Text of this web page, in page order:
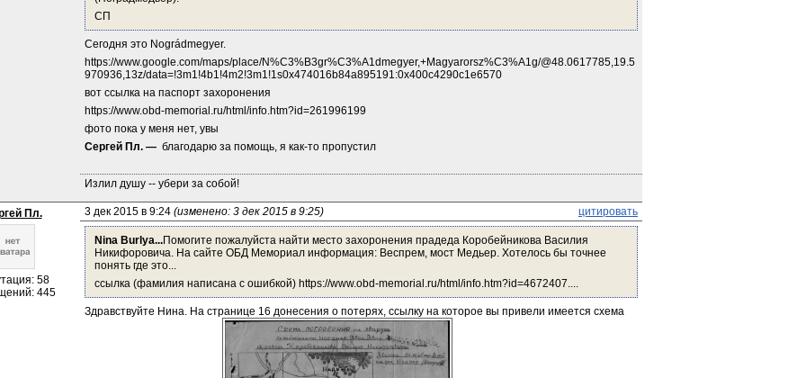
СП
Сегодня это Nográdmegyer.
https://www.google.com/maps/place/N%C3%B3gr%C3%A1dmegyer,+Magyarorsz%C3%A1g/@48.0617785,19.5
970936,13z/data=!3m1!4b1!4m2!3m1!1s0x474016b84a895191:0x400c4290c1e6570
вот ссылка на паспорт захоронения
https://www.obd-memorial.ru/html/info.htm?id=261996199
фото пока у меня нет, увы
Сергей Пл. — благодарю за помощь, я как-то пропустил
Излил душу -- убери за собой!
Пл.
58
445
3 дек 2015 в 9:24 (изменено: 3 дек 2015 в 9:25) цитировать
Nina Burlya...Помогите пожалуйста найти место захоронения прадеда Коробейникова Василия
Никифоровича. На сайте ОБД Мемориал информация: Веспрем, мост Медьер. Хотелось бы точнее
понять где это...
ссылка (фамилия написана с ошибкой) https://www.obd-memorial.ru/html/info.htm?id=4672407....
Здравствуйте Нина. На странице 16 донесения о потерях, ссылку на которое вы привели имеется схема